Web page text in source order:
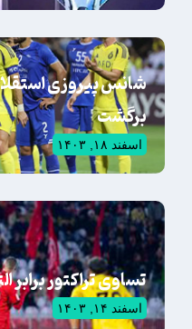
شانس پیروزی استقلال
برگشت
اسفند ۱۸, ۱۴۰۳
تساوی تراکتور برابر
اسفند ۱۴, ۱۴۰۳